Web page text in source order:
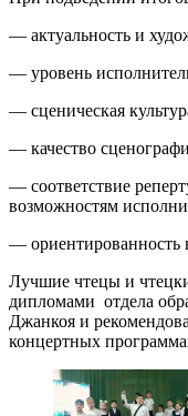
— актуальность и
— уровень
— сценическая
— качество
— соответствие
возможностям
— ориентированность
Лучшие чтецы и
дипломами отдела
Джанкоя и
концертных